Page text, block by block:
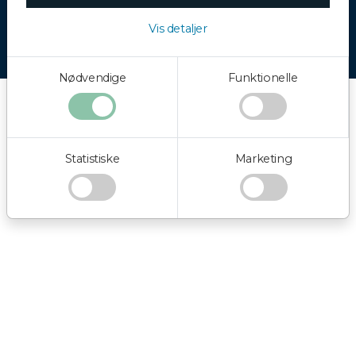
Vis detaljer
Nødvendige Funktionelle
Statistiske Marketing
Ret dine cookie valg
Minicruise Denmark